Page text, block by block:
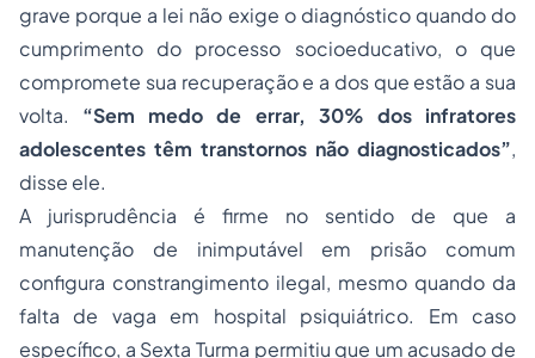
grave porque a lei não exige o diagnóstico quando do
cumprimento do processo socioeducativo, o que
compromete sua recuperação e a dos que estão a sua
volta. “Sem medo de errar, 30% dos infratores
adolescentes têm transtornos não diagnosticados”,
disse ele.
A jurisprudência é firme no sentido de que a
manutenção de inimputável em prisão comum
configura constrangimento ilegal, mesmo quando da
falta de vaga em hospital psiquiátrico. Em caso
específico, a Sexta Turma permitiu que um acusado de